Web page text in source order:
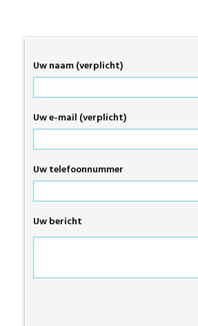
Uw naam (verplicht)
Uw e-mail (verplicht)
Uw telefoonnummer
Uw bericht